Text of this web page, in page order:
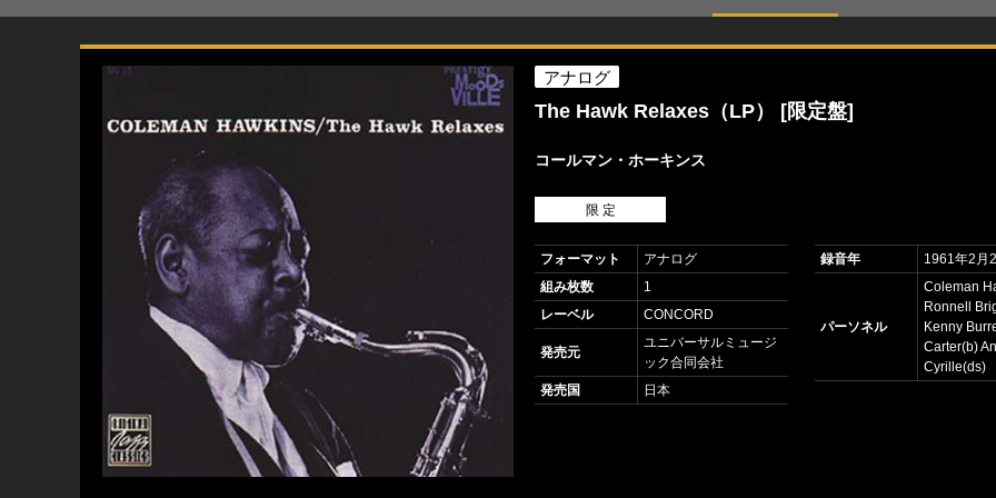
アナログ
The Hawk Relaxes（LP） [限定盤]
コールマン・ホーキンス
限 定
フォーマット
アナログ
組み枚数
1
レーベル
CONCORD
発売元
ユニバーサルミュージ
ック合同会社
発売国
日本
録音年 1961年2月
パーソネル
Coleman
Ronnell
Kenny
Carter(b)
Cyrille(ds)